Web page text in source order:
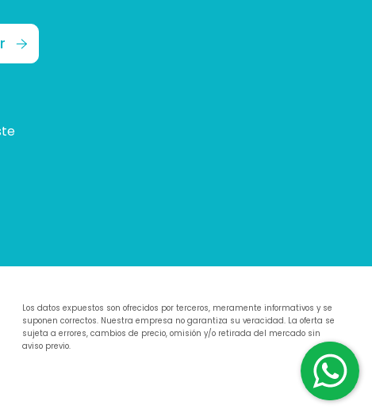
Los datos expuestos son ofrecidos por terceros, meramente informativos y se
suponen correctos. Nuestra empresa no garantiza su veracidad. La oferta se
sujeta a errores, cambios de precio, omisión y/o retirada del mercado sin
aviso previo.